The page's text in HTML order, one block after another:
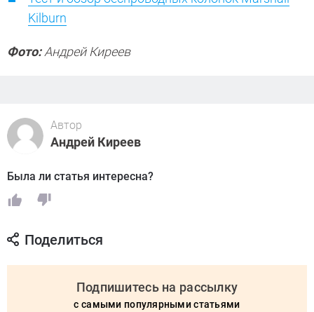
Kilburn
Фото:Андрей Киреев
Автор
Андрей Киреев
Была ли статья интересна?
Поделиться
Подпишитесь на рассылку
с самыми популярными статьями